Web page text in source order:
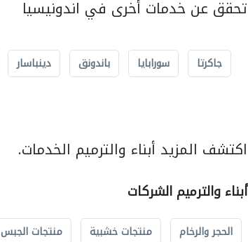
تحقق عن خدمات أخرى في اندونيسيا
جاكرتا سورابايا باندونق دينباسار
اكتشف المزيد أبناء والترميم الخدمات.
أبناء والترميم الشركات
الحجر والرخام منتجات خشبية منتجات الجبس